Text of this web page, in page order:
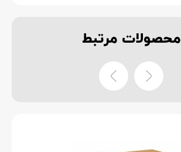
محصولات مرتبط